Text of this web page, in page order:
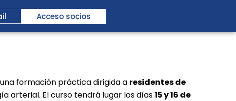
Acceso socios
formación práctica dirigida a residentes de
arterial. El curso tendrá lugar los días15 y 16 de